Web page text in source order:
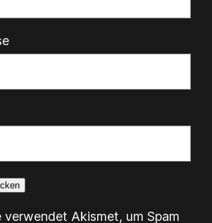
verwendet Akismet, um Spam